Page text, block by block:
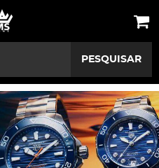
PESQUISAR